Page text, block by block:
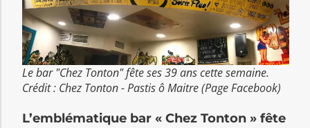
Le bar "Chez Tonton" fête ses 39 ans cette semaine.
Crédit : Chez Tonton - Pastis ô Maitre (Page Facebook)
L’emblématique bar « Chez Tonton » fête